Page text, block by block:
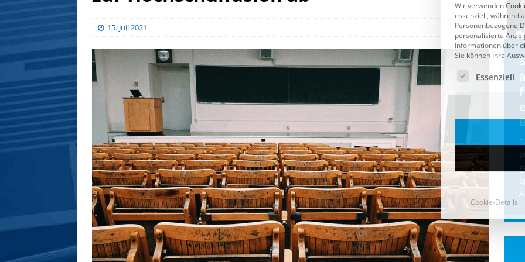
15. Juli 2021
CDU & Ampel wollen nach
der Wahl wieder Afghanen
einfliegen: Zeit für ein
Asylmoratorium!
Die Bundesregierung und die CDU
halten die Wähler für dumm! Weil die
Stimmung wegen der von Afghanen
verübten Anschläge kippte, wurden die
Flüge vor der[...]
Cookie-Details